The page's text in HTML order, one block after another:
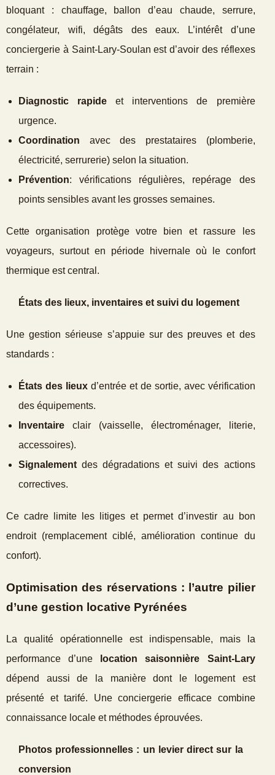
bloquant : chauffage, ballon d’eau chaude, serrure,
congélateur, wifi, dégâts des eaux. L’intérêt d’une
conciergerie à Saint‑Lary‑Soulan est d’avoir des réflexes
terrain :
Diagnostic rapide et interventions de première
urgence.
Coordination avec des prestataires (plomberie,
électricité, serrurerie) selon la situation.
Prévention: vérifications régulières, repérage des
points sensibles avant les grosses semaines.
Cette organisation protège votre bien et rassure les
voyageurs, surtout en période hivernale où le confort
thermique est central.
États des lieux, inventaires et suivi du logement
Une gestion sérieuse s’appuie sur des preuves et des
standards :
États des lieuxd’entrée et de sortie, avec vérification
des équipements.
Inventaire clair (vaisselle, électroménager, literie,
accessoires).
Signalement des dégradations et suivi des actions
correctives.
Ce cadre limite les litiges et permet d’investir au bon
endroit (remplacement ciblé, amélioration continue du
confort).
Optimisation des réservations : l’autre pilier
d’une gestion locative Pyrénées
La qualité opérationnelle est indispensable, mais la
performance d’une
location saisonnière Saint‑Lary
dépend aussi de la manière dont le logement est
présenté et tarifé. Une conciergerie efficace combine
connaissance locale et méthodes éprouvées.
Photos professionnelles : un levier direct sur la
conversion